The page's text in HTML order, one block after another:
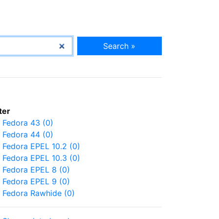
Search »
Fedora 43 (0)
Fedora 44 (0)
Fedora EPEL 10.2 (0)
Fedora EPEL 10.3 (0)
Fedora EPEL 8 (0)
Fedora EPEL 9 (0)
Fedora Rawhide (0)